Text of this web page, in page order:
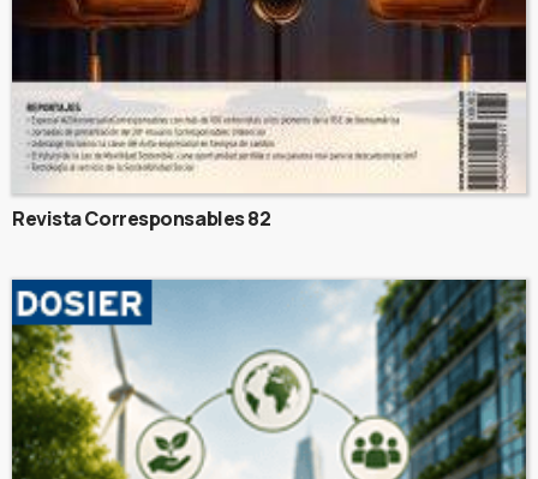
Revista Corresponsables 82